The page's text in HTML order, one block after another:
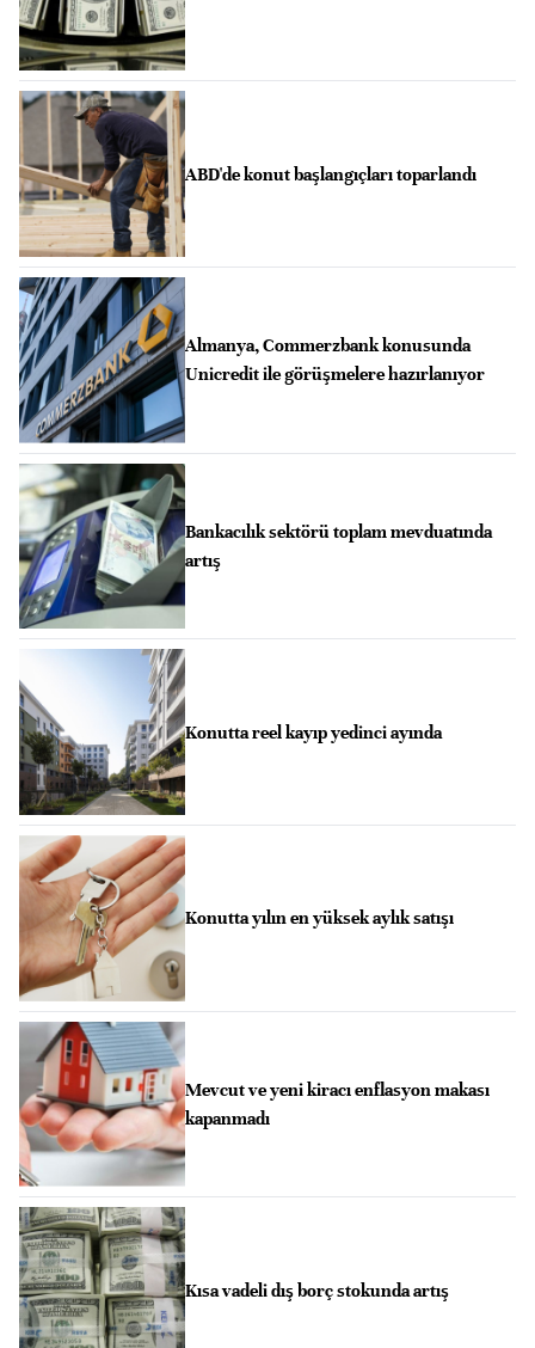
ABD'de konut başlangıçları toparlandı
Almanya, Commerzbank konusunda
Unicredit ile görüşmelere hazırlanıyor
Bankacılık sektörü toplam mevduatında
artış
Konutta reel kayıp yedinci ayında
Konutta yılın en yüksek aylık satışı
Mevcut ve yeni kiracı enflasyon makası
kapanmadı
Kısa vadeli dış borç stokunda artış